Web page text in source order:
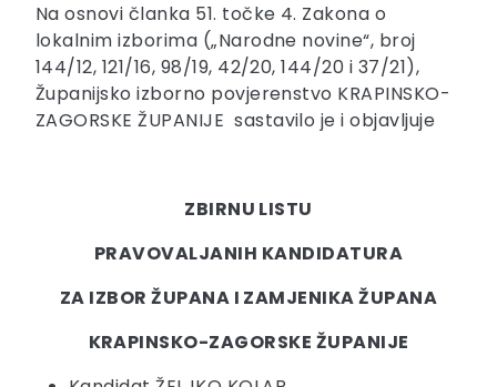
Na osnovi članka 51. točke 4. Zakona o
lokalnim izborima („Narodne novine“, broj
144/12, 121/16, 98/19, 42/20, 144/20 i 37/21),
Županijsko izborno povjerenstvo KRAPINSKO-
ZAGORSKE ŽUPANIJE sastavilo je i objavljuje
ZBIRNU LISTU
PRAVOVALJANIH KANDIDATURA
ZA IZBOR ŽUPANA I ZAMJENIKA ŽUPANA
KRAPINSKO-ZAGORSKE ŽUPANIJE